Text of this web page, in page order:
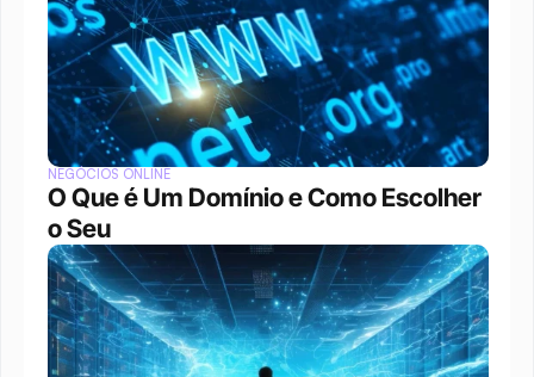
NEGÓCIOS ONLINE
O Que é Um Domínio e Como Escolher
o Seu